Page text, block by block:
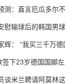
测：直言厄瓜多尔
慰输球后的韩国男
： “我买三千万德
下23岁德国国脚
谈米兰聘请阿莫林